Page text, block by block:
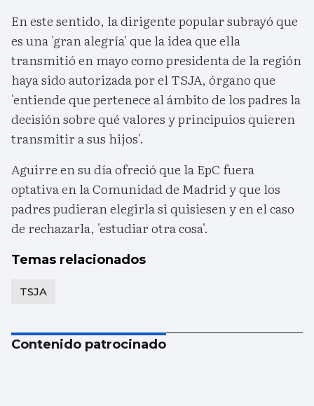
En este sentido, la dirigente popular subrayó que
es una 'gran alegría' que la idea que ella
transmitió en mayo como presidenta de la región
haya sido autorizada por el TSJA, órgano que
'entiende que pertenece al ámbito de los padres la
decisión sobre qué valores y principuios quieren
transmitir a sus hijos'.
Aguirre en su día ofreció que la EpC fuera
optativa en la Comunidad de Madrid y que los
padres pudieran elegirla si quisiesen y en el caso
de rechazarla, 'estudiar otra cosa'.
Temas relacionados
TSJA
Contenido patrocinado